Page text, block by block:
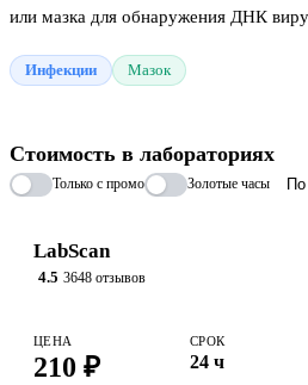
или мазка для обнаружения ДНК
патогена, который вызывает
Инфекции Мазок
Стоимость в лабораториях
Только с промо Золотые часы
LabScan
4.5 3648 отзывов
ЦЕНА
210 ₽
СРОК
24 ч